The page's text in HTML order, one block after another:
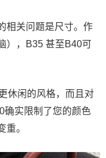
相关问题是尺寸。作
），B35 甚至B40可
休闲的风格，而且对
确实限制了您的颜色
重。